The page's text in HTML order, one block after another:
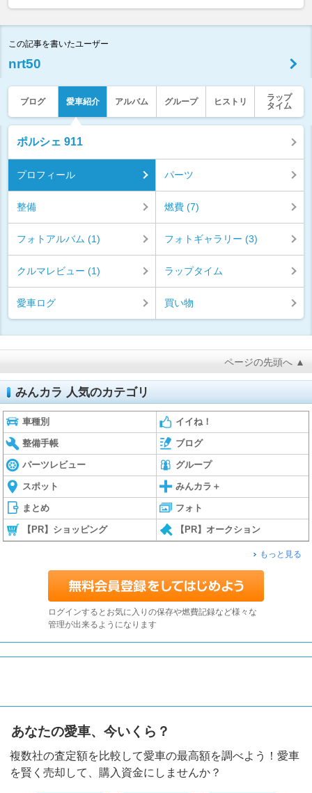
この記事を書いたユーザー
nrt50
ブログ 愛車紹介 アルバム グループ ヒストリ
ラップ
タイム
ポルシェ 911
プロフィール パーツ
整備 燃費 (7)
フォトアルバム (1) フォトギャラリー (3)
クルマレビュー (1) ラップタイム
愛車ログ 買い物
ページの先頭へ ▲
みんカラ 人気のカテゴリ
車種別 イイね！
整備手帳 ブログ
パーツレビュー グループ
スポット みんカラ＋
まとめ フォト
【PR】ショッピング 【PR】オークション
もっと見る
ログインするとお気に入りの保存や燃費記録など様々な
管理が出来るようになります
あなたの愛車、今いくら？
複数社の査定額を比較して愛車の最高額を調べよう！愛車
を賢く売却して、購入資金にしませんか？